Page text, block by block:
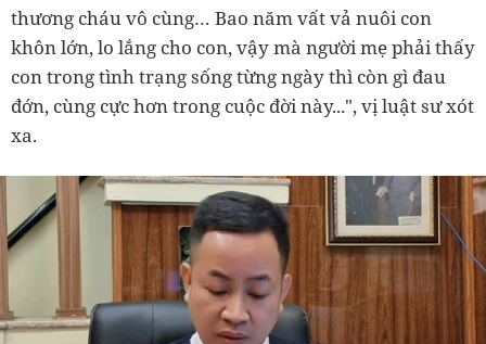
thương cháu vô cùng… Bao năm vất vả nuôi con
khôn lớn, lo lắng cho con, vậy mà người mẹ phải thấy
con trong tình trạng sống từng ngày thì còn gì đau
đớn, cùng cực hơn trong cuộc đời này...", vị luật sư xót
xa.